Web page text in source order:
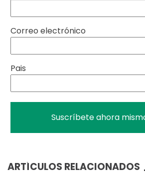
Correo electrónico
Pais
ARTÍCULOS RELACIONADOS